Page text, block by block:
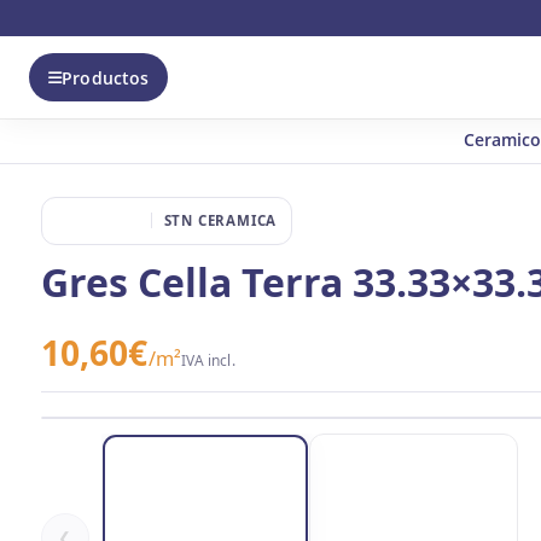
Productos
STN CERAMICA
Gres Cella Terra
10,60€/m²IVA incl.